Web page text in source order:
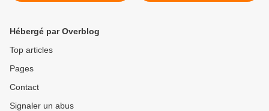
Hébergé par Overblog
Top articles
Pages
Contact
Signaler un abus